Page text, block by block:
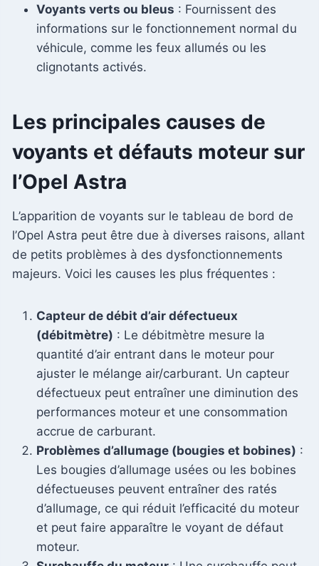
Voyants verts ou bleus : Fournissent des
informations sur le fonctionnement normal du
véhicule, comme les feux allumés ou les
clignotants activés.
Les principales causes de
voyants et défauts moteur sur
l’Opel Astra
L’apparition de voyants sur le tableau de bord de
l’Opel Astra peut être due à diverses raisons, allant
de petits problèmes à des dysfonctionnements
majeurs. Voici les causes les plus fréquentes :
Capteur de débit d’air défectueux
(débitmètre) : Le débitmètre mesure la
quantité d’air entrant dans le moteur pour
ajuster le mélange air/carburant. Un capteur
défectueux peut entraîner une diminution des
performances moteur et une consommation
accrue de carburant.
Problèmes d’allumage (bougies et bobines) :
Les bougies d’allumage usées ou les bobines
défectueuses peuvent entraîner des ratés
d’allumage, ce qui réduit l’efficacité du moteur
et peut faire apparaître le voyant de défaut
moteur.